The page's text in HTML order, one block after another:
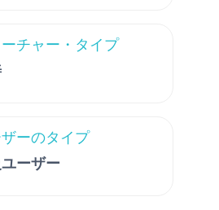
チャー・タイプ
ーのタイプ
ーザー